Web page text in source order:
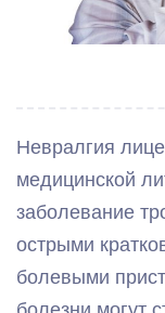
Невралгия
медицинской
заболевание
острыми
болевыми